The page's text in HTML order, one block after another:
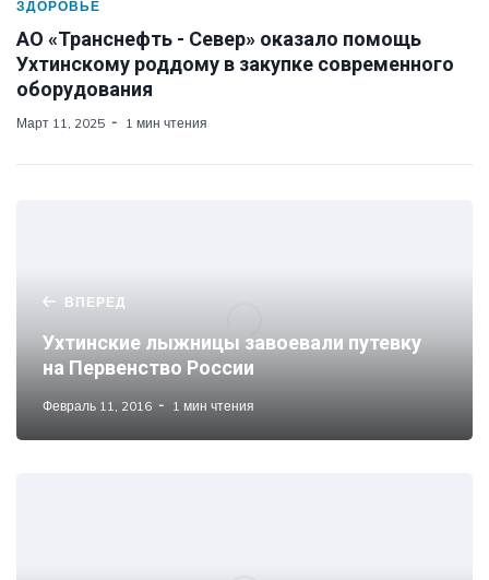
ЗДОРОВЬЕ
АО «Транснефть - Север» оказало помощь
Ухтинскому роддому в закупке современного
оборудования
Март 11, 2025 1 мин чтения
ВПЕРЕД
Ухтинские лыжницы завоевали путевку
на Первенство России
Февраль 11, 2016 1 мин чтения